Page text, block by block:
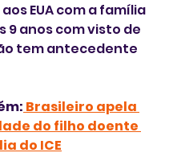
EUA com a família
9 anos com visto de
tem antecedente
Brasileiro apela
do filho doente
do ICE